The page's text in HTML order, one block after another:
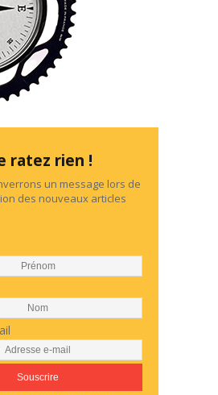
ratez rien !
un message lors de
des nouveaux articles